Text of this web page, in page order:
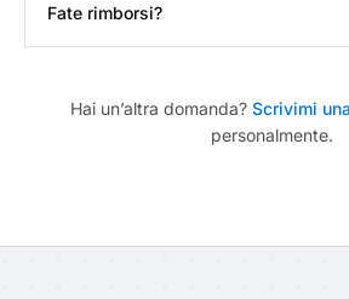
Fate rimborsi?
Hai un’altra domanda? Scrivimi
personalmente.